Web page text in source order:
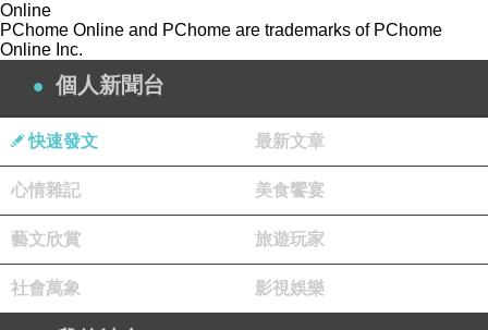
有歷史的東西 就是讓人有感動
【博多神社】
石燈
Online
PChome Online and PChome are trademarks of PChome
Online Inc.
個人新聞台
快速發文 最新文章
心情雜記 美食饗宴
藝文欣賞 旅遊玩家
社會萬象 影視娛樂